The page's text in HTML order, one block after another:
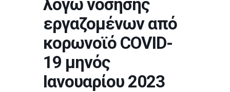
λόγω νόσησης
εργαζομένων από
κορωνοϊό COVID-
19 μηνός
Ιανουαρίου 2023